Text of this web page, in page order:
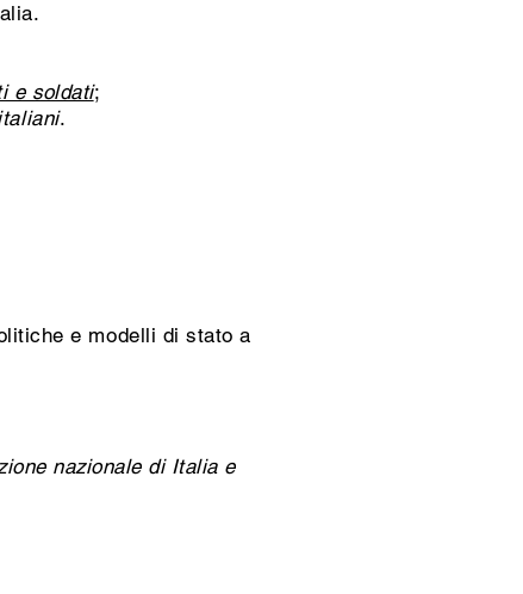
e soldati;
.
e modelli di stato a
nazionale di Italia e